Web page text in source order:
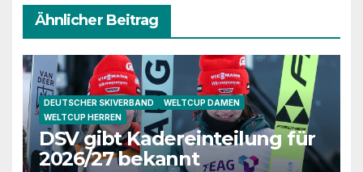
Ähnlicher Beitrag
DEUTSCHER SKIVERBAND
WELTCUP DAMEN
WELTCUP HERREN
DSV gibt Kadereinteilung für
2026/27 bekannt